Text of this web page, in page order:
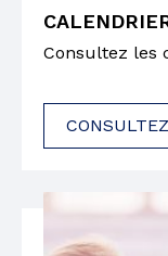
Consultez les